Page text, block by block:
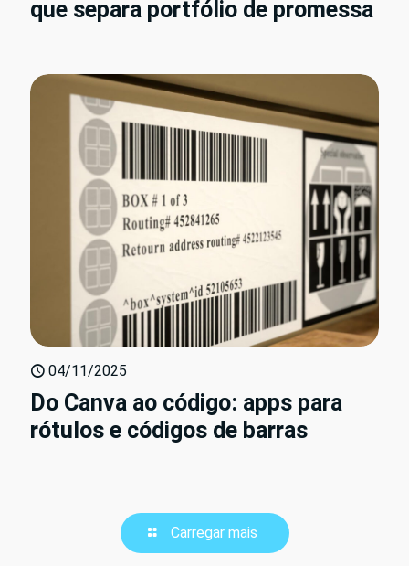
que separa portfólio de promessa
04/11/2025
Do Canva ao código: apps para
rótulos e códigos de barras
Carregar mais